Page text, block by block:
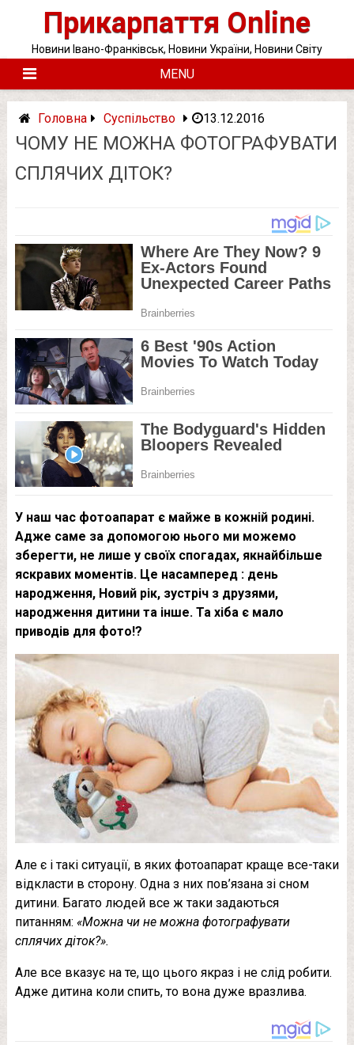
Прикарпаття Online
Новини Івано-Франківськ, Новини України, Новини Світу
MENU
Головна Суспільство 13.12.2016
ЧОМУ НЕ МОЖНА ФОТОГРАФУВАТИ
СПЛЯЧИХ ДІТОК?
У наш час фотоапарат є майже в кожній родині.
Адже саме за допомогою нього ми можемо
зберегти, не лише у своїх спогадах, якнайбільше
яскравих моментів. Це насамперед : день
народження, Новий рік, зустріч з друзями,
народження дитини та інше. Та хіба є мало
приводів для фото!?
Але є і такі ситуації, в яких фотоапарат краще все-таки
відкласти в сторону. Одна з них пов’язана зі сном
дитини. Багато людей все ж таки задаються
питанням: «Можна чи не можна фотографувати
сплячих діток?».
Але все вказує на те, що цього якраз і не слід робити.
Адже дитина коли спить, то вона дуже вразлива.